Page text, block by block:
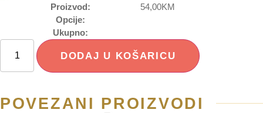
Proizvod: 54,00KM
Opcije:
Ukupno:
DODAJ U KOŠARICU
POVEZANI PROIZVODI